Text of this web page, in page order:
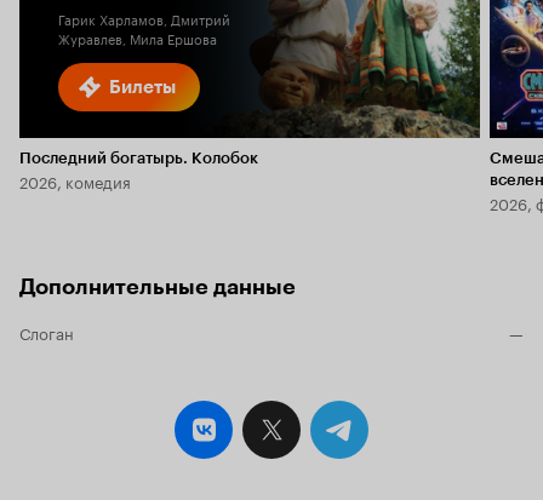
Билеты
Гарик Харламов, Дмитрий
Журавлев, Мила Ершова
Последний богатырь. Колобок
2026, комедия
2026,
Дополнительные данные
Слоган —